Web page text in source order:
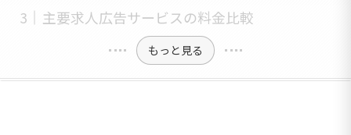
主要求人広告サービスの料金比較
もっと見る